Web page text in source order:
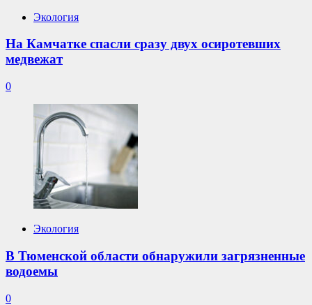
Экология
На Камчатке спасли сразу двух осиротевших
медвежат
0
Экология
В Тюменской области обнаружили загрязненные
водоемы
0